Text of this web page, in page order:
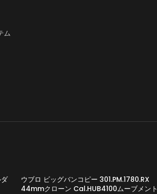
ム
ウブロ ビッグバンコピー 301.PM.1780.RX
44mmクローン Cal.HUB4100ムーブメント